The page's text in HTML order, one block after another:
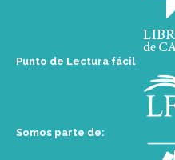
Punto de Lectura fácil
Somos parte de: